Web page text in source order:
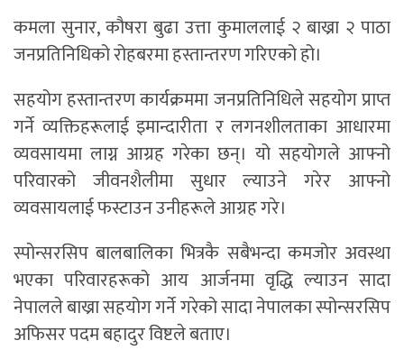
कमला सुनार, कौषरा बुढा उत्ता कुमाललाई २ बाख्रा २ पाठा
जनप्रतिनिधिको रोहबरमा हस्तान्तरण गरिएको हो।
सहयोग हस्तान्तरण कार्यक्रममा जनप्रतिनिधिले सहयोग प्राप्त
गर्ने व्यक्तिहरूलाई इमान्दारीता र लगनशीलताका आधारमा
व्यवसायमा लाग्न आग्रह गरेका छन्। यो सहयोगले आफ्नो
परिवारको जीवनशैलीमा सुधार ल्याउने गरेर आफ्नो
व्यवसायलाई फस्टाउन उनीहरूले आग्रह गरे।
स्पोन्सरसिप बालबालिका भित्रकै सबैभन्दा कमजोर अवस्था
भएका परिवारहरूको आय आर्जनमा वृद्धि ल्याउन सादा
नेपालले बाख्रा सहयोग गर्ने गरेको सादा नेपालका स्पोन्सरसिप
अफिसर पदम बहादुर विष्टले बताए।